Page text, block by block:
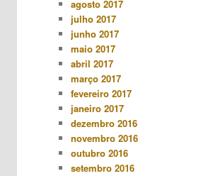
agosto 2017
julho 2017
junho 2017
maio 2017
abril 2017
março 2017
fevereiro 2017
janeiro 2017
dezembro 2016
novembro 2016
outubro 2016
setembro 2016